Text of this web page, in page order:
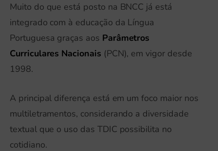
Muito do que está posto na BNCC já está
integrado com à educação da Língua
Portuguesa graças aos Parâmetros
Curriculares Nacionais (PCN), em vigor desde
1998.
A principal diferença está em um foco maior nos
multiletramentos, considerando a diversidade
textual que o uso das TDIC possibilita no
cotidiano.